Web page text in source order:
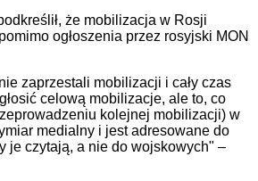
że mobilizacja w Rosji
ogłoszenia przez rosyjski MON
zaprzestali mobilizacji i cały czas
celową mobilizacje, ale to, co
kolejnej mobilizacji) w
medialny i jest adresowane do
je czytają, a nie do wojskowych" –